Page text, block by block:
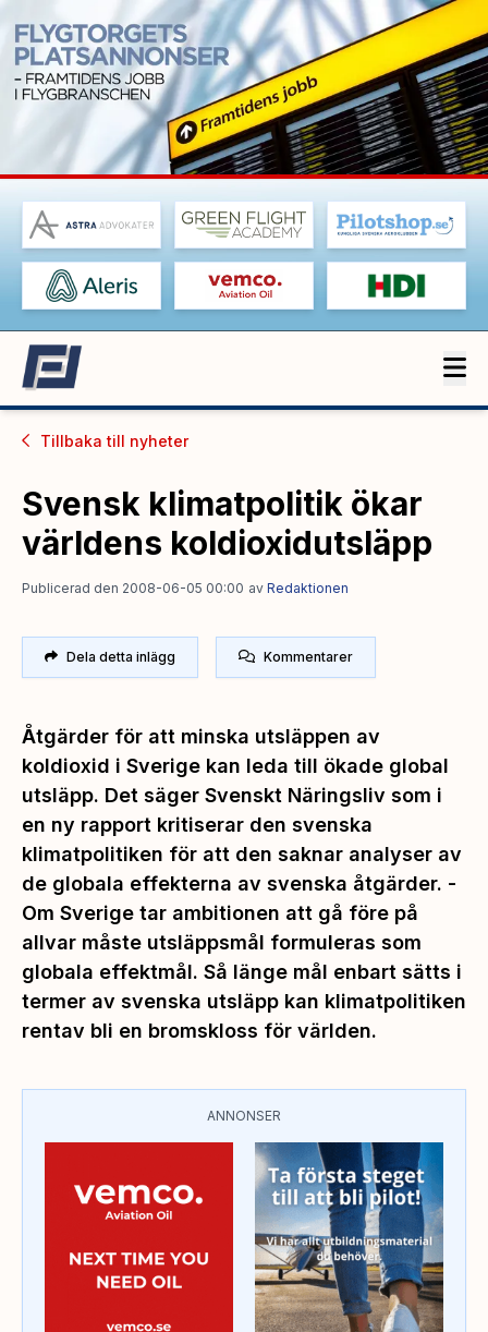
Tillbaka till nyheter
Svensk klimatpolitik ökar
världens koldioxidutsläpp
Publicerad den 2008-06-05 00:00 av Redaktionen
Dela detta inlägg Kommentarer
Åtgärder för att minska utsläppen av
koldioxid i Sverige kan leda till ökade global
utsläpp. Det säger Svenskt Näringsliv som i
en ny rapport kritiserar den svenska
klimatpolitiken för att den saknar analyser av
de globala effekterna av svenska åtgärder. -
Om Sverige tar ambitionen att gå före på
allvar måste utsläppsmål formuleras som
globala effektmål. Så länge mål enbart sätts i
termer av svenska utsläpp kan klimatpolitiken
rentav bli en bromskloss för världen.
ANNONSER